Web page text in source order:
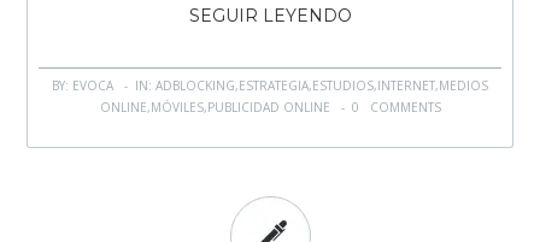
SEGUIR LEYENDO
BY: EVOCA - IN: ADBLOCKING,ESTRATEGIA,ESTUDIOS,INTERNET,MEDIOS
ONLINE,MÓVILES,PUBLICIDAD ONLINE - 0 COMMENTS